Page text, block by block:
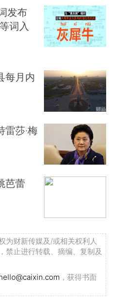
发布
词入
每月内
雷莎·梅
芭蕾
为财新传媒及/或相关权利人
禁止进行转载、摘编、复制及
，获得书面